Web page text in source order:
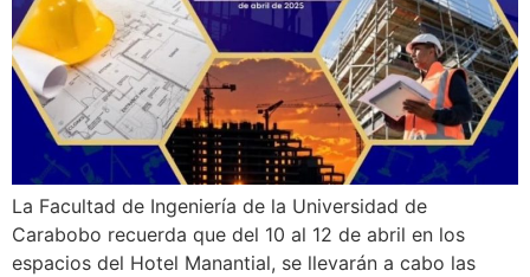
La Facultad de Ingeniería de la Universidad de
Carabobo recuerda que del 10 al 12 de abril en los
espacios del Hotel Manantial, se llevarán a cabo las